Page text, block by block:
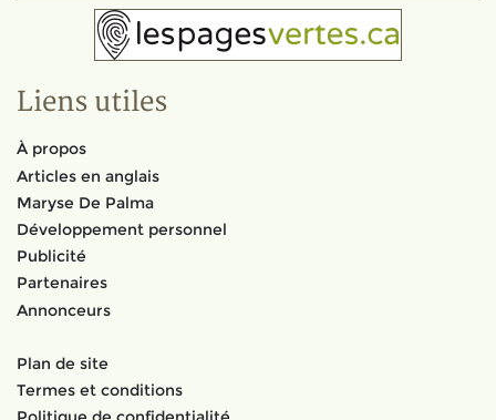
Liens utiles
À propos
Articles en anglais
Maryse De Palma
Développement personnel
Publicité
Partenaires
Annonceurs
Plan de site
Termes et conditions